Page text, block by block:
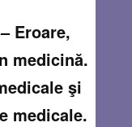
Eroare,
medicină.
şi
medicale.